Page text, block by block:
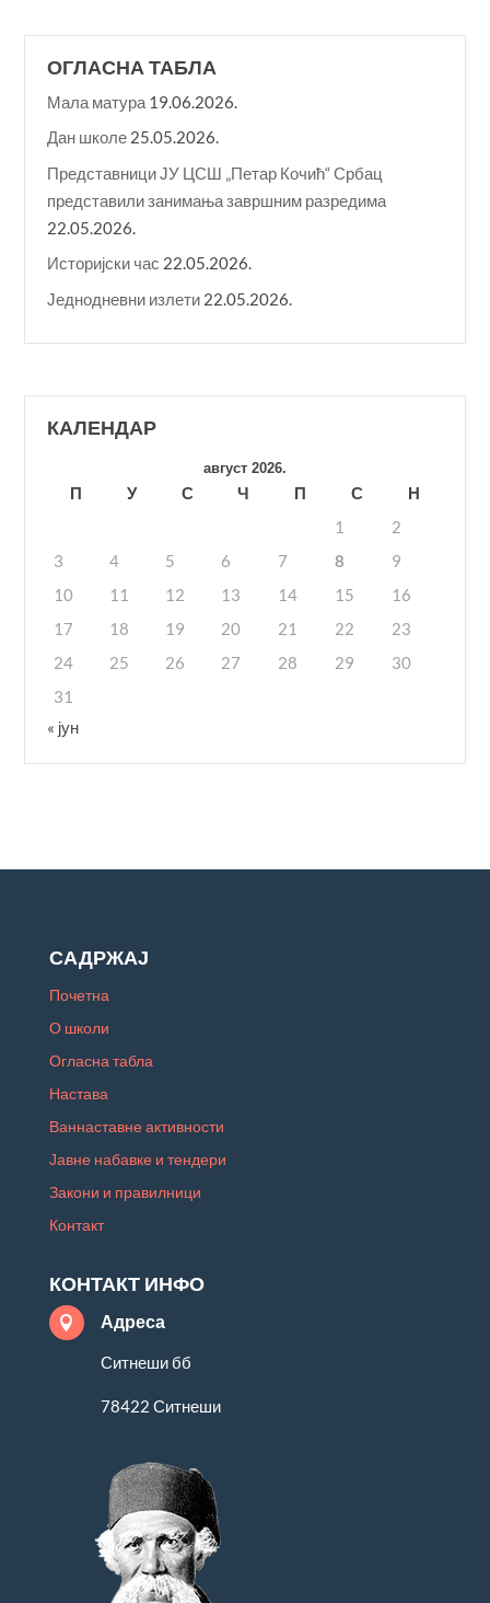
ОГЛАСНА ТАБЛА
Мала матура 19.06.2026.
Дан школе 25.05.2026.
Представници ЈУ ЦСШ „Петар Кочић“ Србац
представили занимања завршним разредима
22.05.2026.
Историјски час 22.05.2026.
Једнодневни излети 22.05.2026.
КАЛЕНДАР
август 2026.
П У С Ч П С
Н
1
2
3
4 5 6 7 8
9
10
11 12 13 14 15
16
17
18 19 20 21 22
23
24
25 26 27 28 29
30
31
« јун
САДРЖАЈ
Почетна
О школи
Огласна табла
Настава
Ваннаставне активности
Јавне набавке и тендери
Закони и правилници
Контакт
КОНТАКТ ИНФО
 Адреса
Ситнеши бб
78422 Ситнеши